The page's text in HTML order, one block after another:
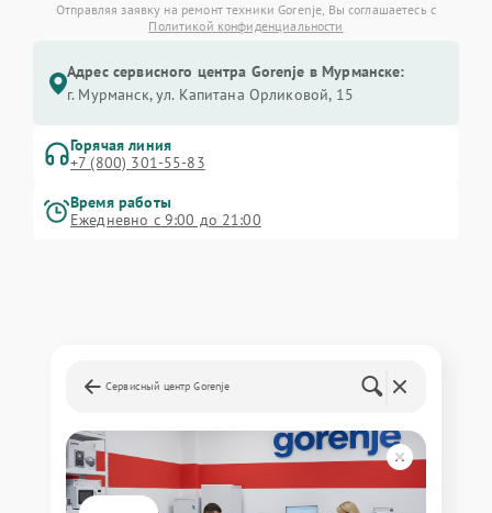
Отправляя заявку на ремонт техники Gorenje, Вы соглашаетесь с
Политикой конфиденциальности
Адрес сервисного центра Gorenje в Мурманске:
г. Мурманск, ул. Капитана Орликовой, 15
Горячая линия
+7 (800) 301-55-83
Время работы
Ежедневно с 9:00 до 21:00
Сервисный центр Gorenje